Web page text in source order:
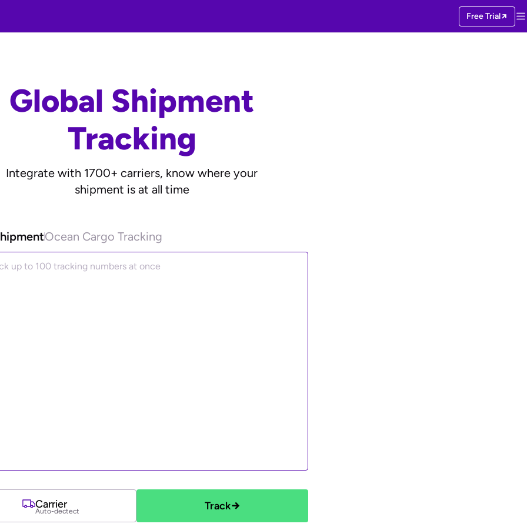
Free Trial
Global Shipment
Tracking
Integrate with 1700+ carriers, know where your
shipment is at all time
Ocean Cargo Tracking
Track
Carrier
Auto-dectect